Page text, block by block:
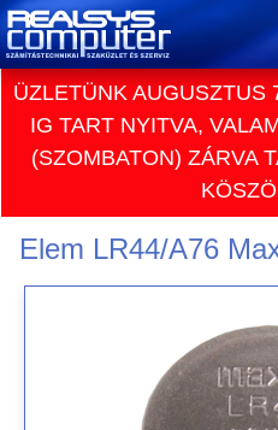
ÜZLETÜNK AUGUSZTUS
IG TART NYITVA,
(SZOMBATON) ZÁRVA
Elem LR44/A76